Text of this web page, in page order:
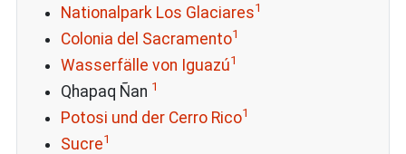
Nationalpark Los Glaciares1
Colonia del Sacramento1
Wasserfälle von Iguazú1
Qhapaq Ñan 1
Potosi und der Cerro Rico1
Sucre1